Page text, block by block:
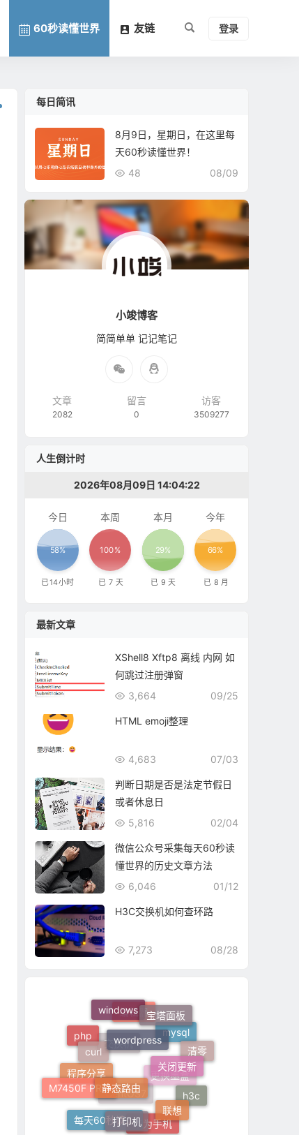
60秒读懂世界 友链 登录
每日简讯
8月9日，星期日，在这里每
天60秒读懂世界！
08/09
48
小竣博客
简简单单 记记笔记
文章
2082
留言
0
访客
3509277
人生倒计时
2026年08月09日 14:04:23
今日
58%
已14 小时
本周
100%
已 7 天
本月
29%
已 9 天
今年
66%
已 8 月
最新文章
XShell8 Xftp8 离线 内网 如
何跳过注册弹窗
09/25
3,664
HTML emoji整理
07/03
4,683
判断日期是否是法定节假日
或者休息日
02/04
5,816
微信公众号采集每天60秒读
懂世界的历史文章方法
01/12
6,046
H3C交换机如何查环路
08/28
7,273
交换机
编辑器
mysql
更换墨盒
CentOS7
程序分享
php
windows 宝塔面板
清零
h3c
华为手机
每天60秒读懂世界
M7450F PRO
curl
wordpress
关闭更新
联想
打印机
静态路由